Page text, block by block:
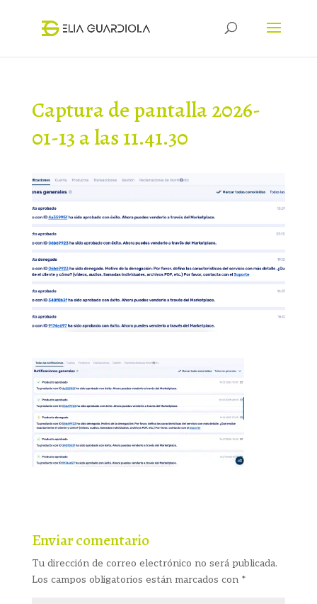
Captura de pantalla 2026-
01-13 a las 11.41.30
Enviar comentario
Tu dirección de correo electrónico no será publicada.
Los campos obligatorios están marcados con *